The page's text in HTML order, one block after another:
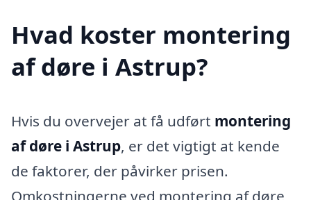
Hvad koster montering
af døre i Astrup?
Hvis du overvejer at få udført montering
af døre i Astrup, er det vigtigt at kende
de faktorer, der påvirker prisen.
Omkostningerne ved montering af døre